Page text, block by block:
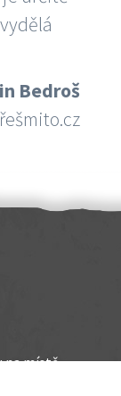
Bedroš
na místě